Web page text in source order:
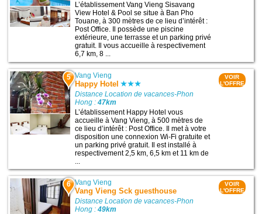
L’établissement Vang Vieng Sisavang
View Hotel & Pool se situe à Ban Pho
Touane, à 300 mètres de ce lieu d’intérêt :
Post Office. Il possède une piscine
extérieure, une terrasse et un parking privé
gratuit. Il vous accueille à respectivement
6,7 km, 8 ...
5 Vang Vieng
Happy Hotel
Distance Location de vacances-Phon
Hong :47km
L’établissement Happy Hotel vous
accueille à Vang Vieng, à 500 mètres de
ce lieu d’intérêt : Post Office. Il met à votre
disposition une connexion Wi-Fi gratuite et
un parking privé gratuit. Il est installé à
respectivement 2,5 km, 6,5 km et 11 km de
VOIR
L'OFFRE
6 Vang Vieng
Vang Vieng Sck guesthouse
Distance Location de vacances-Phon
Hong :49km
VOIR
L'OFFRE